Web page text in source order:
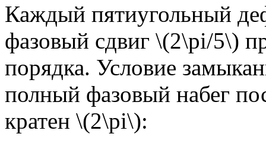
Каждый пятиугольный
фазовый сдвиг \(2\pi/5\)
порядка. Условие
полный фазовый набег
кратен \(2\pi\):